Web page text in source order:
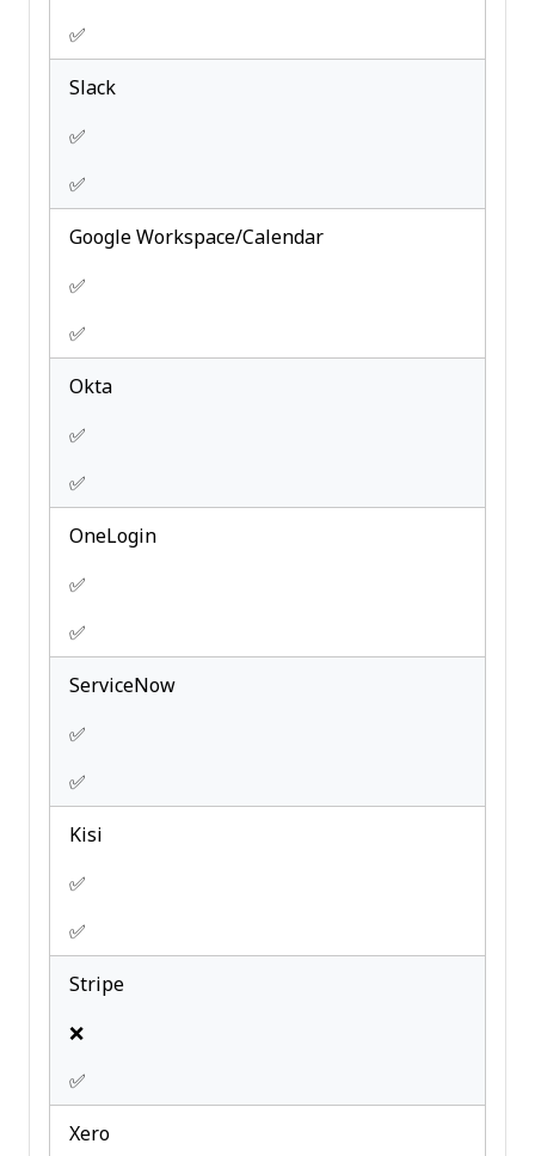
✅
Slack
✅
✅
Google Workspace/Calendar
✅
✅
Okta
✅
✅
OneLogin
✅
✅
ServiceNow
✅
✅
Kisi
✅
✅
Stripe
❌
✅
Xero